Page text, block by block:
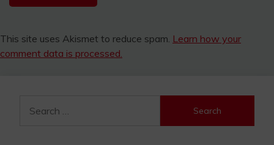
This site uses Akismet to reduce spam. Learn how your
comment data is processed.
for: